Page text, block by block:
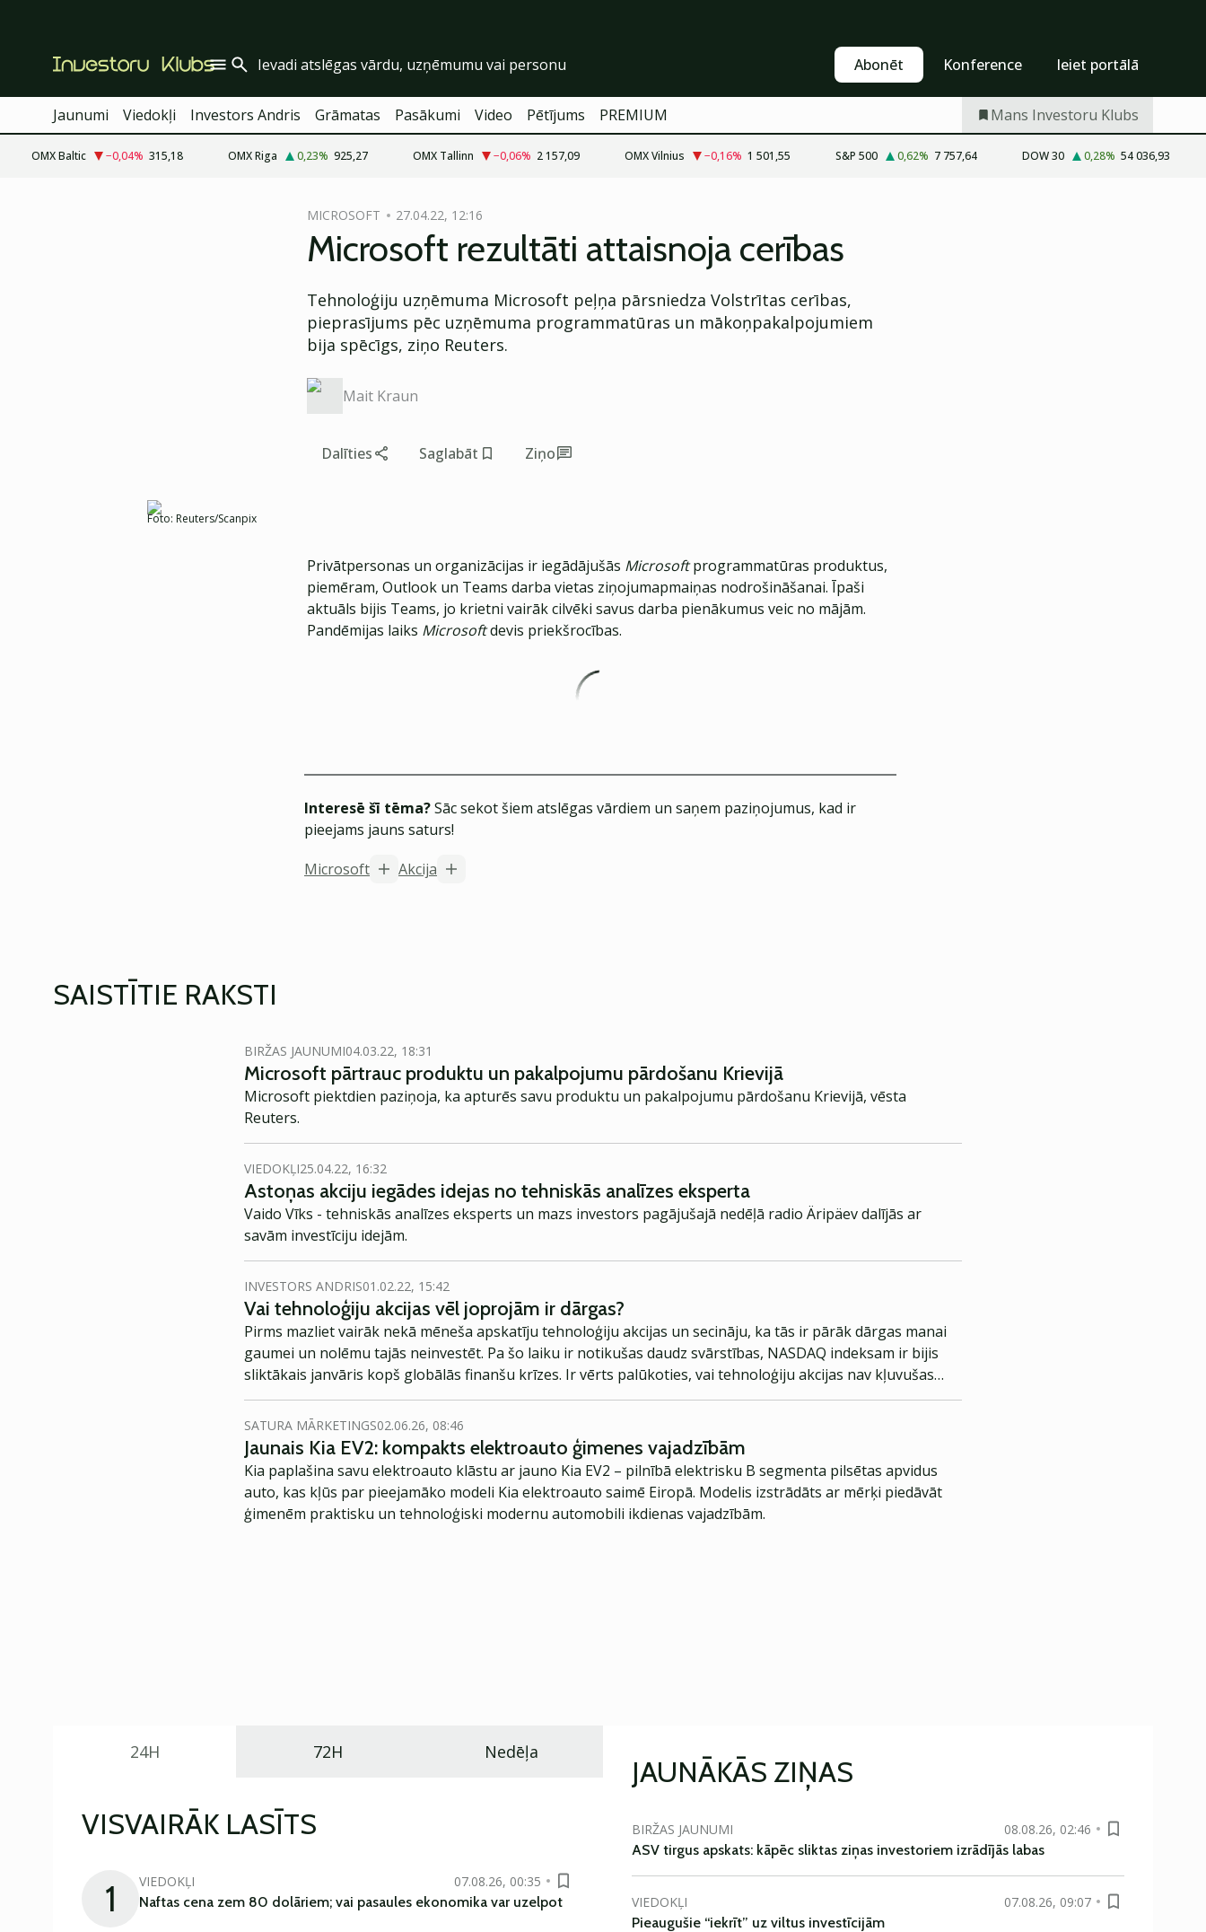
Abonēt Konference Ieiet portālā
Jaunumi Viedokļi Investors Andris Grāmatas Pasākumi Video Pētījums PREMIUM Mans Investoru Klubs
OMX Baltic −0,04% 315,18 OMX Riga 0,23% 925,27 OMX Tallinn −0,06% 2 157,09 OMX Vilnius −0,16% 1 501,55 S&P 500 0,62% 7 757,64 DOW 30 0,28% 54 036,93
MICROSOFT 27.04.22, 12:16
Microsoft rezultāti attaisnoja cerības
Tehnoloģiju uzņēmuma Microsoft peļņa pārsniedza Volstrītas cerības,
pieprasījums pēc uzņēmuma programmatūras un mākoņpakalpojumiem
bija spēcīgs, ziņo Reuters.
Mait Kraun
Dalīties Saglabāt Ziņo
Foto: Reuters/Scanpix
Privātpersonas un organizācijas ir iegādājušās Microsoftprogrammatūras produktus,
piemēram, Outlook un Teams darba vietas ziņojumapmaiņas nodrošināšanai. Īpaši
aktuāls bijis Teams, jo krietni vairāk cilvēki savus darba pienākumus veic no mājām.
Pandēmijas laiks Microsoftdevis priekšrocības.
Interesē šī tēma?Sāc sekot šiem atslēgas vārdiem un saņem paziņojumus, kad ir
pieejams jauns saturs!
Microsoft
Akcija
SAISTĪTIE RAKSTI
BIRŽAS JAUNUMI04.03.22, 18:31
Microsoft pārtrauc produktu un pakalpojumu pārdošanu Krievijā
Microsoft piektdien paziņoja, ka apturēs savu produktu un pakalpojumu pārdošanu Krievijā, vēsta
Reuters.
VIEDOKĻI25.04.22, 16:32
Astoņas akciju iegādes idejas no tehniskās analīzes eksperta
Vaido Vīks - tehniskās analīzes eksperts un mazs investors pagājušajā nedēļā radio Äripäev dalījās ar
savām investīciju idejām.
INVESTORS ANDRIS01.02.22, 15:42
Vai tehnoloģiju akcijas vēl joprojām ir dārgas?
Pirms mazliet vairāk nekā mēneša apskatīju tehnoloģiju akcijas un secināju, ka tās ir pārāk dārgas manai
gaumei un nolēmu tajās neinvestēt. Pa šo laiku ir notikušas daudz svārstības, NASDAQ indeksam ir bijis
sliktākais janvāris kopš globālās finanšu krīzes. Ir vērts palūkoties, vai tehnoloģiju akcijas nav kļuvušas
pievilcīgas.
SATURA MĀRKETINGS02.06.26, 08:46
Jaunais Kia EV2: kompakts elektroauto ģimenes vajadzībām
Kia paplašina savu elektroauto klāstu ar jauno Kia EV2 – pilnībā elektrisku B segmenta pilsētas apvidus
auto, kas kļūs par pieejamāko modeli Kia elektroauto saimē Eiropā. Modelis izstrādāts ar mērķi piedāvāt
ģimenēm praktisku un tehnoloģiski modernu automobili ikdienas vajadzībām.
24H 72H Nedēļa
VISVAIRĀK LASĪTS
1 VIEDOKĻI
07.08.26, 00:35
Naftas cena zem 80 dolāriem; vai pasaules ekonomika var uzelpot
JAUNĀKĀS ZIŅAS
BIRŽAS JAUNUMI
08.08.26, 02:46
ASV tirgus apskats: kāpēc sliktas ziņas investoriem izrādījās labas
VIEDOKĻI
07.08.26, 09:07
Pieaugušie “iekrīt” uz viltus investīcijām